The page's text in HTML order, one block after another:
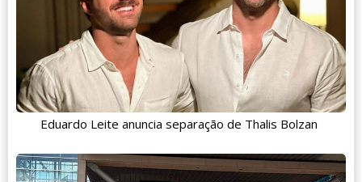
Eduardo Leite anuncia separação de Thalis Bolzan